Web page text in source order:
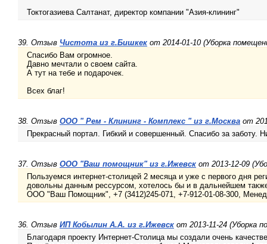
Токтогазиева Салтанат, директор компании "Азия-клининг"
39. Отзыв Чистота из г.Бишкек от 2014-01-10 (Уборка
Спасибо Вам огромное.
Давно мечтали о своем сайта.
А тут на тебе и подарочек.
Всех благ!
38. Отзыв ООО " Рем - Клининг - Комплекс " из г.Москва от
Прекрасный портал. Гибкий и совершенный. Спасибо за заботу.
37. Отзыв ООО "Ваш помощник" из г.Ижевск от 2013-12-09
Пользуемся интернет-столицей 2 месяца и уже с первого дня
довольны данным рессурсом, хотелось бы и в дальнейшем
ООО "Ваш Помощник", +7 (3412)245-071, +7-912-01-08-300,
36. Отзыв ИП Кобылин А.А. из г.Ижевск от 2013-11-24 (Уборка
Благодаря проекту Интернет-Столица мы создали очень